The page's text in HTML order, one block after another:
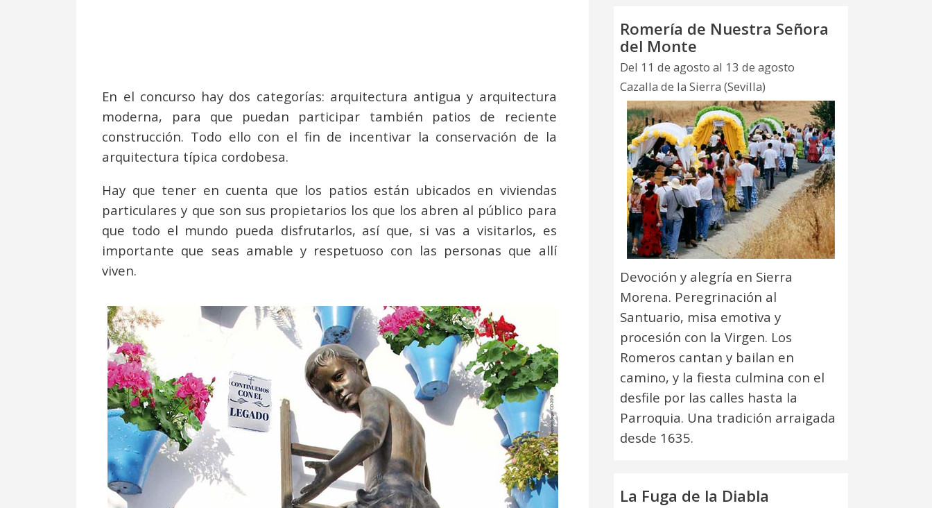
En el concurso hay dos categorías: arquitectura antigua y arquitectura
moderna, para que puedan participar también patios de reciente
construcción. Todo ello con el fin de incentivar la conservación de la
arquitectura típica cordobesa.
Hay que tener en cuenta que los patios están ubicados en viviendas
particulares y que son sus propietarios los que los abren al público para
que todo el mundo pueda disfrutarlos, así que, si vas a visitarlos, es
importante que seas amable y respetuoso con las personas que allí
viven.
Romería de Nuestra Señora
del Monte
Del 11 de agosto al 13 de agosto
Cazalla de la Sierra (Sevilla)
Devoción y alegría en Sierra
Morena. Peregrinación al
Santuario, misa emotiva y
procesión con la Virgen. Los
Romeros cantan y bailan en
camino, y la fiesta culmina con el
desfile por las calles hasta la
Parroquia. Una tradición arraigada
desde 1635.
La Fuga de la Diabla